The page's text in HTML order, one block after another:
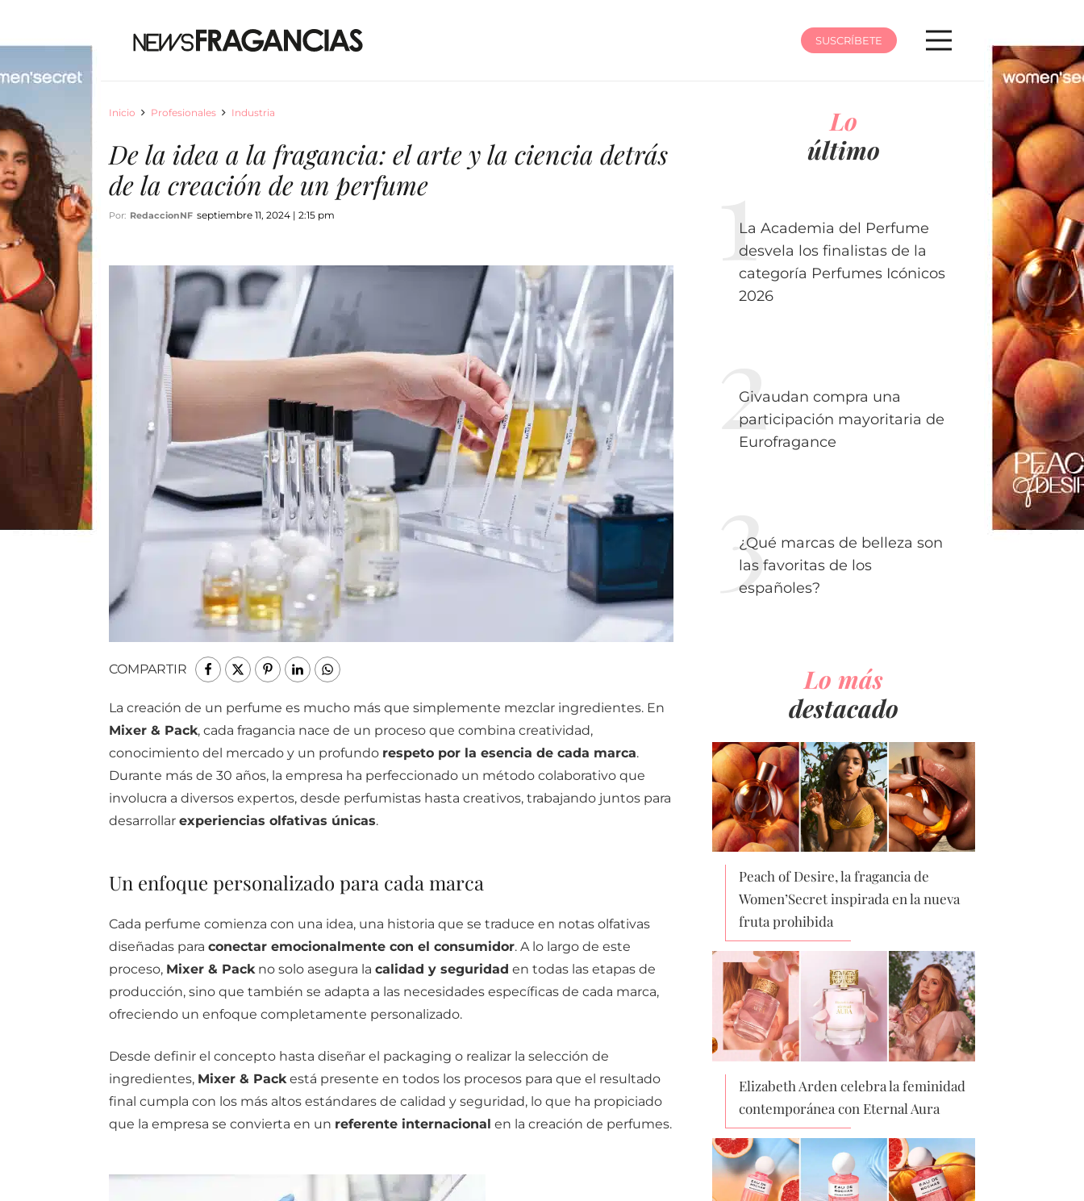
SUSCRÍBETE
Inicio Profesionales Industria
De la idea a la fragancia: el arte y la ciencia detrás
de la creación de un perfume
Por: RedaccionNF septiembre 11, 2024 | 2:15 pm
COMPARTIR
La creación de un perfume es mucho más que simplemente mezclar ingredientes. En
Mixer & Pack, cada fragancia nace de un proceso que combina creatividad,
conocimiento del mercado y un profundo respeto por la esencia de cada marca.
Durante más de 30 años, la empresa ha perfeccionado un método colaborativo que
involucra a diversos expertos, desde perfumistas hasta creativos, trabajando juntos para
desarrollar experiencias olfativas únicas.
Un enfoque personalizado para cada marca
Cada perfume comienza con una idea, una historia que se traduce en notas olfativas
diseñadas para conectar emocionalmente con el consumidor. A lo largo de este
proceso, Mixer & Packno solo asegura la calidad y seguridad en todas las etapas de
producción, sino que también se adapta a las necesidades específicas de cada marca,
ofreciendo un enfoque completamente personalizado.
Desde definir el concepto hasta diseñar el packaging o realizar la selección de
ingredientes, Mixer & Packestá presente en todos los procesos para que el resultado
final cumpla con los más altos estándares de calidad y seguridad, lo que ha propiciado
que la empresa se convierta en un referente internacional en la creación de perfumes.
Lo
último
La Academia del Perfume
desvela los finalistas de la
categoría Perfumes Icónicos
2026
Givaudan compra una
participación mayoritaria de
Eurofragance
¿Qué marcas de belleza son
las favoritas de los
españoles?
Lo más
destacado
Peach of Desire, la fragancia de
Women’Secret inspirada en la nueva
fruta prohibida
Elizabeth Arden celebra la feminidad
contemporánea con Eternal Aura